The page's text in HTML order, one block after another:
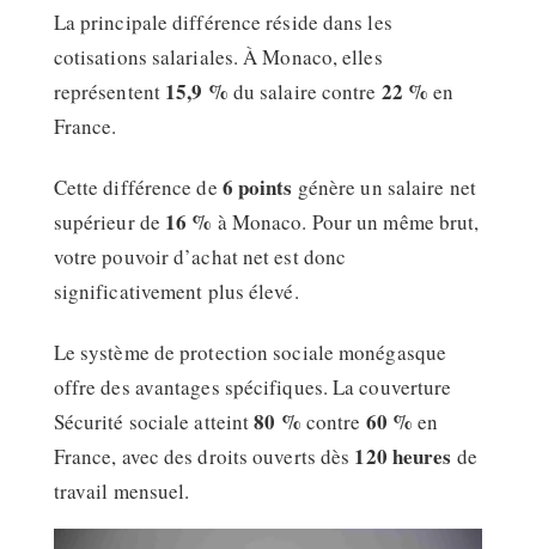
La principale différence réside dans les
cotisations salariales. À Monaco, elles
représentent 15,9 % du salaire contre 22 % en
France.
Cette différence de 6 points génère un salaire net
supérieur de 16 % à Monaco. Pour un même brut,
votre pouvoir d’achat net est donc
significativement plus élevé.
Le système de protection sociale monégasque
offre des avantages spécifiques. La couverture
Sécurité sociale atteint80 % contre 60 % en
France, avec des droits ouverts dès 120 heures de
travail mensuel.